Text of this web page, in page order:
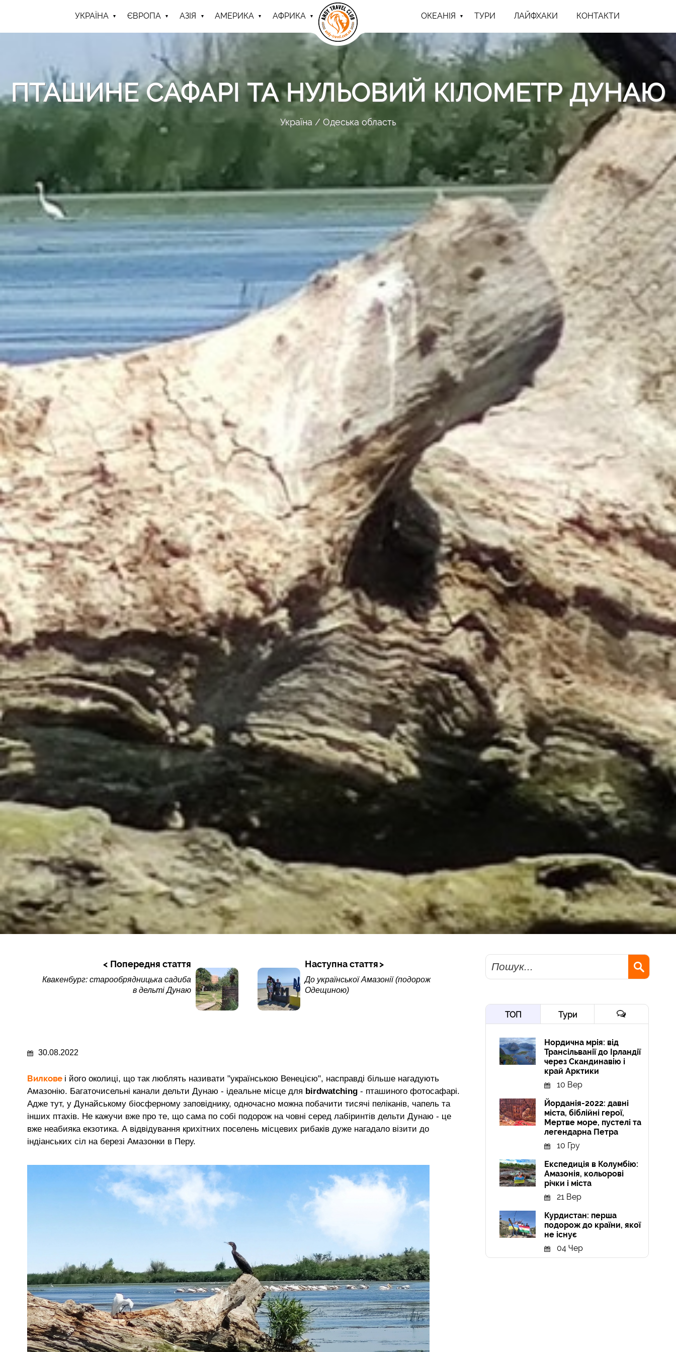
УКРАЇНА ЄВРОПА АЗІЯ АМЕРИКА АФРИКА ОКЕАНІЯ ТУРИ ЛАЙФХАКИ КОНТАКТИ
ПТАШИНЕ САФАРІ ТА НУЛЬОВИЙ КІЛОМЕТР ДУНАЮ
Україна Одеська область
Попередня стаття
Квакенбург: старообрядницька садиба
в дельті Дунаю
Наступна стаття
До української Амазонії (подорож
Одещиною)
30.08.2022
Вилкове і його околиці, що так люблять називати "українською Венецією", насправді більше нагадують
Амазонію. Багаточисельні канали дельти Дунаю - ідеальне місце для birdwatching - пташиного фотосафарі.
Адже тут, у Дунайському біосферному заповіднику, одночасно можна побачити тисячі пеліканів, чапель та
інших птахів. Не кажучи вже про те, що сама по собі подорож на човні серед лабіринтів дельти Дунаю - це
вже неабияка екзотика. А відвідування крихітних поселень місцевих рибаків дуже нагадало візити до
індіанських сіл на березі Амазонки в Перу.
Пошук
ТОП Тури
Нордична мрія: від
Трансільванії до Ірландії
через Скандинавію і
край Арктики
10 Вер
Йорданія-2022: давні
міста, біблійні герої,
Мертве море, пустелі та
легендарна Петра
10 Гру
Експедиція в Колумбію:
Амазонія, кольорові
річки і міста
21 Вер
Курдистан: перша
подорож до країни, якої
не існує
04 Чер